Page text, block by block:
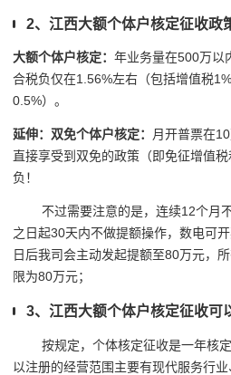
2、江西大额个体户核定征收政
大额个体户核定： 年业务量在500万以
合税负仅在1.56%左右（包括增值税
0.5%）。
延伸：双免个体户核定：
月开普票在
直接享受到双免的政策（即免征增值
负！
不过需要注意的是，连续12个月不
之日起30天内不做提额操作，数电可
日后我司会主动发起提额至80万元，
限为80万元；
3、江西大额个体户核定征收可
按规定，个体核定征收是一年核定
以注册的经营范围主要有现代服务行